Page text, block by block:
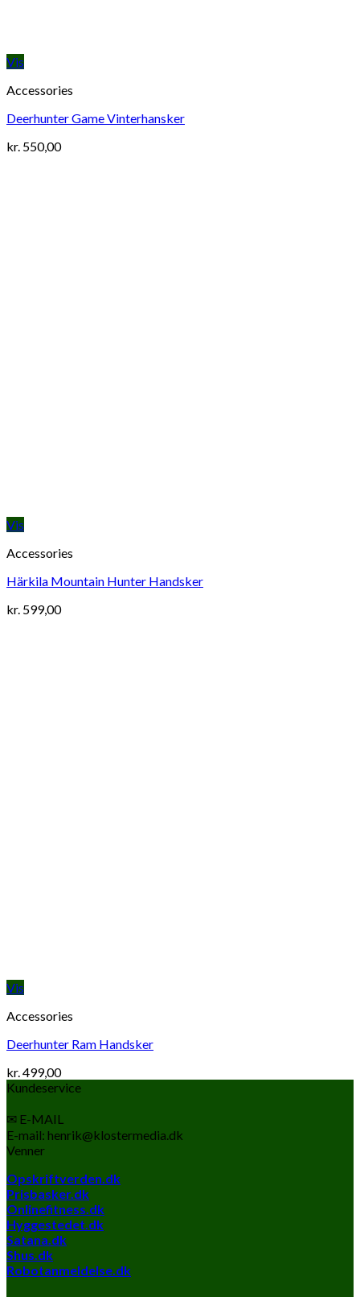
Vis
Accessories
Deerhunter Game Vinterhansker
kr. 550,00
Vis
Accessories
Härkila Mountain Hunter Handsker
kr. 599,00
Vis
Accessories
Deerhunter Ram Handsker
kr.499,00
Kundeservice
✉ E-MAIL
E-mail: henrik@klostermedia.dk
Venner
Opskriftverden.dk
Prisbasker.dk
Onlinefitness.dk
Hyggestedet.dk
Satana.dk
Shus.dk
Robotanmeldelse.dk